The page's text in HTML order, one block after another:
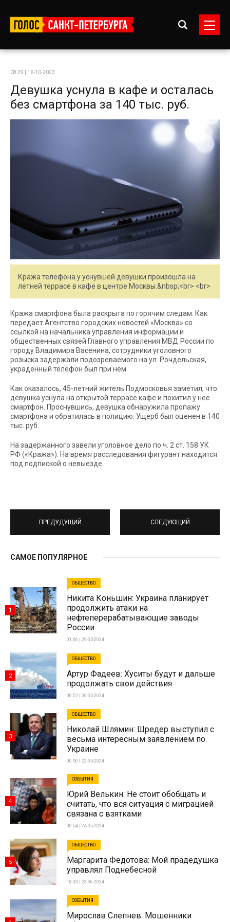
08:29 | 16-10-2023
Девушка уснула в кафе и осталась
без смартфона за 140 тыс. руб.
Кража телефона у уснувшей девушки произошла на
летней террасе в кафе в центре Москвы.&nbsp;<br> <br>
Кража смартфона была раскрыта по горячим следам. Как
передает Агентство городских новостей «Москва» со
ссылкой на начальника управления информации и
общественных связей Главного управления МВД России по
городу Владимира Васенина, сотрудники уголовного
розыска задержали подозреваемого на ул. Рочдельская,
украденный телефон был при нём.
Как оказалось, 45-летний житель Подмосковья заметил, что
девушка уснула на открытой террасе кафе и похитил у неё
смартфон. Проснувшись, девушка обнаружила пропажу
смартфона и обратилась в полицию. Ущерб был оценен в 140
тыс. руб.
На задержанного завели уголовное дело по ч. 2 ст. 158 УК
РФ («Кража»). На время расследования фигурант находится
под подпиской о невыезде.
ПРЕДУДУЩИЙ СЛЕДУЮЩИЙ
САМОЕ ПОПУЛЯРНОЕ
ОБЩЕСТВО
Никита Коньшин: Украина планирует
продолжить атаки на
нефтеперерабатывающие заводы
России
01:06 | 29-05-2024
1
ОБЩЕСТВО
Артур Фадеев: Хуситы будут и дальше
продолжать свои действия
00:57 | 26-05-2024
2
ОБЩЕСТВО
Николай Шлямин: Шредер выступил с
весьма интересным заявлением по
Украине
00:50 | 22-05-2024
3
СОБЫТИЯ
Юрий Велькин: Не стоит обобщать и
считать, что вся ситуация с миграцией
связана с взятками
00:54 | 24-05-2024
4
ОБЩЕСТВО
Маргарита Федотова: Мой прадедушка
управлял Поднебесной
18:03 | 23-06-2024
5
СОБЫТИЯ
Мирослав Слепнев: Мошенники